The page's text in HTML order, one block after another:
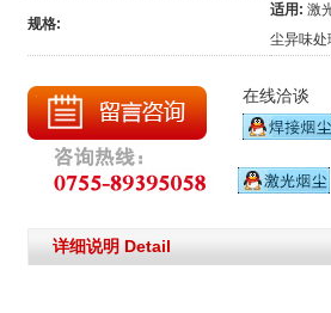
规格:
适用: 激
尘异味处
在线洽谈
详细说明 Detail